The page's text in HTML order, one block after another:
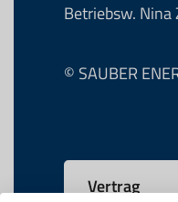
Betriebsw.
© SAUBER
Vertrag